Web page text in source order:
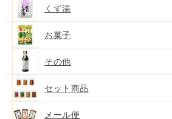
くず湯
お菓子
その他
セット商品
メール便